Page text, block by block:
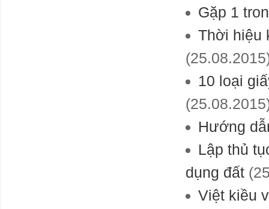
Gặp 1
Thời hiệu
10 loại
Hướng
Lập thủ
dụng đất
Việt kiều